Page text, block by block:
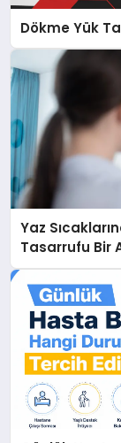
Dökme Yük
Yaz
Tasarrufu Bir